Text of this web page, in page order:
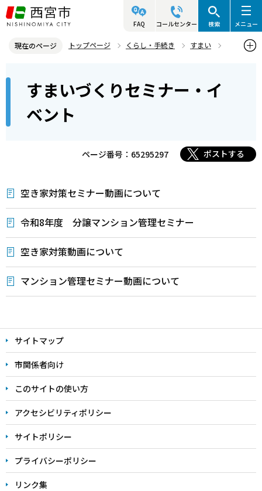
こ
の
ジ
頭
FAQ コールセンター 検索 メニュー
現在のページ トップページ くらし・手続き
すまい
すまいづくりセミナー・イ
ベント
ページ番号：65295297 ポストする
空き家対策セミナー動画について
令和8年度 分譲マンション管理セミナー
空き家対策動画について
マンション管理セミナー動画について
文
こ
こ
ま
で
サイトマップ
市関係者向け
このサイトの使い方
アクセシビリティポリシー
サイトポリシー
プライバシーポリシー
リンク集